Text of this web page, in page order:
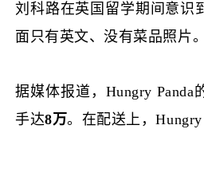
刘科路在英国 留学期间意识
面只有英文、没有菜品照片
据媒体报道， Hungry Panda
手达8万。在配送上，